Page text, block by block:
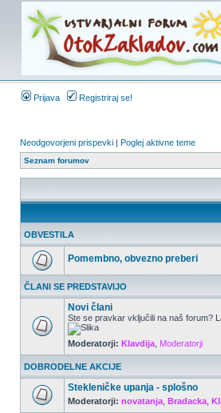
Prijava Registriraj se!
Neodgovorjeni prispevki | Poglej aktivne teme
Seznam forumov
OBVESTILA
Pomembno, obvezno preberi
ČLANI SE PREDSTAVIJO
Novi člani
Ste se pravkar vključili na naš forum?
Moderatorji: Klavdija Moderatorji
DOBRODELNE AKCIJE
Stekleničke upanja - splošno
Moderatorji: novatanja Bradacka